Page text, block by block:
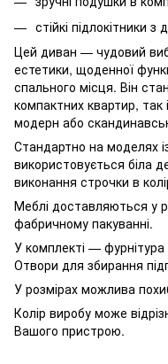
стійкі підлокітники
Цей диван — чудовий
естетики, щоденної
спального місця. Він
компактних квартир, так
модерн або
Стандартно на моделях
використовується біла
виконання строчки в
Меблі доставляються у
фабричному пакуванні.
У комплекті —
Отвори для збирання
У розмірах можлива
Колір виробу може
Вашого пристрою.